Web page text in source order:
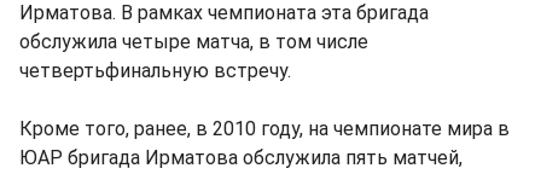
Ирматова. В рамках чемпионата эта бригада
обслужила четыре матча, в том числе
четвертьфинальную встречу.
Кроме того, ранее, в 2010 году, на чемпионате мира в
ЮАР бригада Ирматова обслужила пять матчей,